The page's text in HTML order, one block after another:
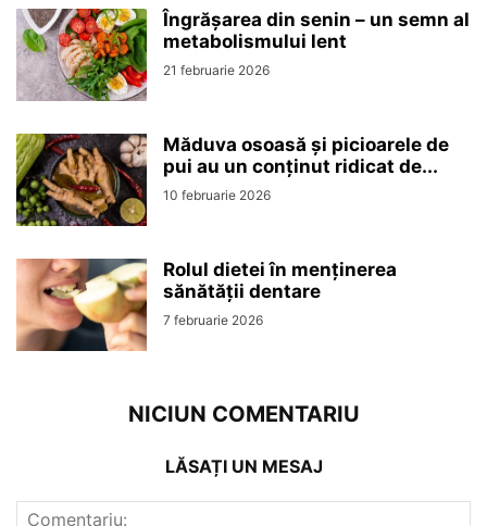
Îngrășarea din senin – un semn al
metabolismului lent
21 februarie 2026
Măduva osoasă și picioarele de
pui au un conținut ridicat de...
10 februarie 2026
Rolul dietei în menținerea
sănătății dentare
7 februarie 2026
NICIUN COMENTARIU
LĂSAȚI UN MESAJ